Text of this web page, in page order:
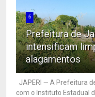
6
Prefeitura de
intensificam
alagamentos
JAPERI — A Prefeitura
com o Instituto Estadual